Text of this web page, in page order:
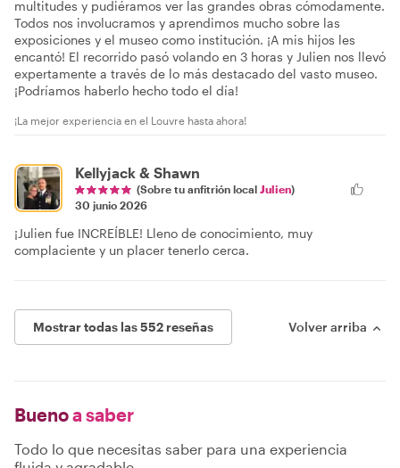
multitudes y pudiéramos ver las grandes obras cómodamente.
Todos nos involucramos y aprendimos mucho sobre las
exposiciones y el museo como institución. ¡A mis hijos les
encantó! El recorrido pasó volando en 3 horas y Julien nos llevó
expertamente a través de lo más destacado del vasto museo.
¡Podríamos haberlo hecho todo el día!
¡La mejor experiencia en el Louvre hasta ahora!
Kellyjack & Shawn
(Sobre tu anfitrión local Julien)
30 junio 2026
¡Julien fue INCREÍBLE! Lleno de conocimiento, muy
complaciente y un placer tenerlo cerca.
Mostrar todas las 552 reseñas Volver arriba
Buenoa saber
Todo lo que necesitas saber para una experiencia